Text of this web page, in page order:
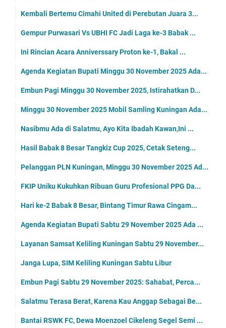
Kembali Bertemu Cimahi United di Perebutan Juara 3...
Gempur Purwasari Vs UBHI FC Jadi Laga ke-3 Babak ...
Ini Rincian Acara Anniverssary Proton ke-1, Bakal ...
Agenda Kegiatan Bupati Minggu 30 November 2025 Ada...
Embun Pagi Minggu 30 November 2025, Istirahatkan D...
Minggu 30 November 2025 Mobil Samling Kuningan Ada...
Nasibmu Ada di Salatmu, Ayo Kita Ibadah Kawan,Ini ...
Hasil Babak 8 Besar Tangkiz Cup 2025, Cetak Seteng...
Pelanggan PLN Kuningan, Minggu 30 November 2025 Ad...
FKIP Uniku Kukuhkan Ribuan Guru Profesional PPG Da...
Hari ke-2 Babak 8 Besar, Bintang Timur Rawa Cingam...
Agenda Kegiatan Bupati Sabtu 29 November 2025 Ada ...
Layanan Samsat Keliling Kuningan Sabtu 29 November...
Janga Lupa, SIM Keliling Kuningan Sabtu Libur
Embun Pagi Sabtu 29 November 2025: Sahabat, Perca...
Salatmu Terasa Berat, Karena Kau Anggap Sebagai Be...
Bantai RSWK FC, Dewa Moenzoel Cikeleng Segel Semi ...